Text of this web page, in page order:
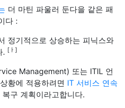
더 마틴 파울러 둔다을 같은 패
다 :
정기적으로 상승하는 피닉스와
. [ㅏ]
Management) 또는 ITIL 언
황에 적용하려면 IT 서비스 연속
복구 계획이라고합니다.